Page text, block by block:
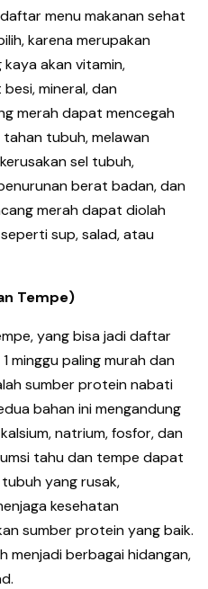
menu makanan sehat
karena merupakan
akan vitamin,
mineral, dan
merah dapat mencegah
tubuh, melawan
sel tubuh,
berat badan, dan
merah dapat diolah
sup, salad, atau
Tempe)
yang bisa jadi daftar
minggu paling murah dan
sumber protein nabati
bahan ini mengandung
natrium, fosfor, dan
tahu dan tempe dapat
yang rusak,
kesehatan
sumber protein yang baik.
menjadi berbagai hidangan,